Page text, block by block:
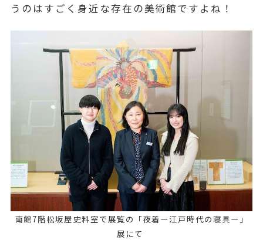
うのはすごく身近な存在の美術館ですよね！
南館7階松坂屋史料室で展覧の「夜着ー江戸時代の寝具ー」
展にて